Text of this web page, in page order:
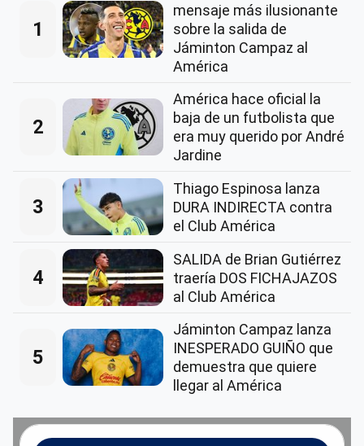
1
mensaje más ilusionante
sobre la salida de
Jáminton Campaz al
América
2
América hace oficial la
baja de un futbolista que
era muy querido por André
Jardine
3
Thiago Espinosa lanza
DURA INDIRECTA contra
el Club América
4
SALIDA de Brian Gutiérrez
traería DOS FICHAJAZOS
al Club América
5
Jáminton Campaz lanza
INESPERADO GUIÑO que
demuestra que quiere
llegar al América